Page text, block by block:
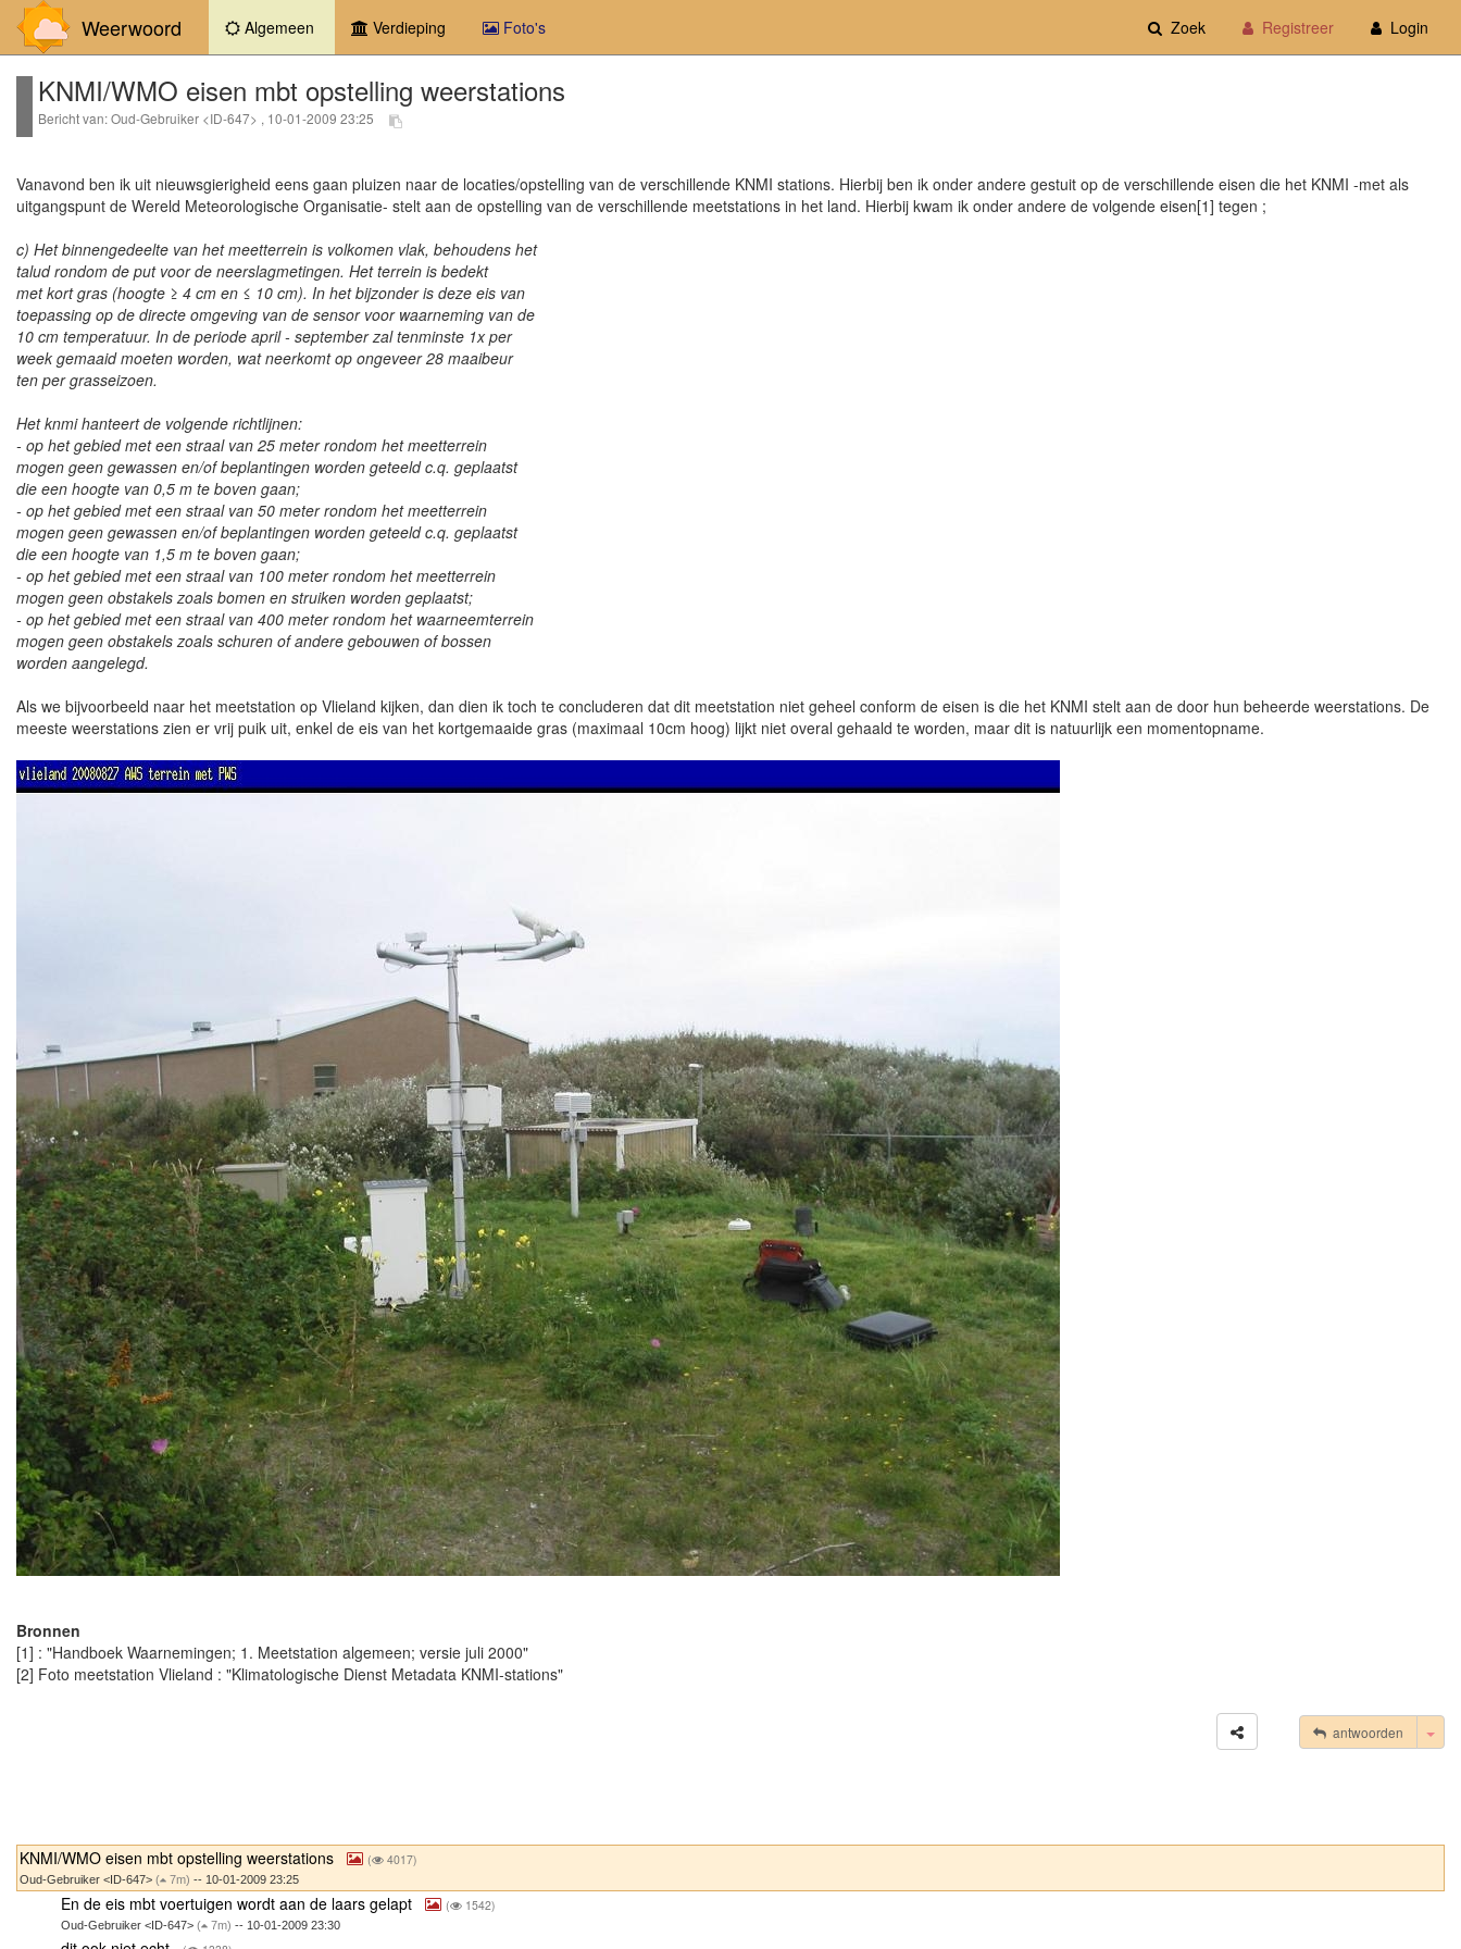
Weerwoord Algemeen (current)Verdieping Foto's Zoek Registreer Login
KNMI/WMO eisen mbt opstelling weerstations
Bericht van: Oud-Gebruiker <ID-647> , 10-01-2009 23:25
Vanavond ben ik uit nieuwsgierigheid eens gaan pluizen naar de locaties/opstelling van de verschillende KNMI stations. Hierbij ben ik onder andere gestuit op de verschillende eisen die het KNMI -met als
uitgangspunt de Wereld Meteorologische Organisatie- stelt aan de opstelling van de verschillende meetstations in het land. Hierbij kwam ik onder andere de volgende eisen[1] tegen ;
c) Het binnengedeelte van het meetterrein is volkomen vlak, behoudens het
talud rondom de put voor de neerslagmetingen. Het terrein is bedekt
met kort gras (hoogte ≥ 4 cm en ≤ 10 cm). In het bijzonder is deze eis van
toepassing op de directe omgeving van de sensor voor waarneming van de
10 cm temperatuur. In de periode april - september zal tenminste 1x per
week gemaaid moeten worden, wat neerkomt op ongeveer 28 maaibeur
ten per grasseizoen.
Het knmi hanteert de volgende richtlijnen:
- op het gebied met een straal van 25 meter rondom het meetterrein
mogen geen gewassen en/of beplantingen worden geteeld c.q. geplaatst
die een hoogte van 0,5 m te boven gaan;
- op het gebied met een straal van 50 meter rondom het meetterrein
mogen geen gewassen en/of beplantingen worden geteeld c.q. geplaatst
die een hoogte van 1,5 m te boven gaan;
- op het gebied met een straal van 100 meter rondom het meetterrein
mogen geen obstakels zoals bomen en struiken worden geplaatst;
- op het gebied met een straal van 400 meter rondom het waarneemterrein
mogen geen obstakels zoals schuren of andere gebouwen of bossen
worden aangelegd.
Als we bijvoorbeeld naar het meetstation op Vlieland kijken, dan dien ik toch te concluderen dat dit meetstation niet geheel conform de eisen is die het KNMI stelt aan de door hun beheerde weerstations. De
meeste weerstations zien er vrij puik uit, enkel de eis van het kortgemaaide gras (maximaal 10cm hoog) lijkt niet overal gehaald te worden, maar dit is natuurlijk een momentopname.
Bronnen
[1] : "Handboek Waarnemingen; 1. Meetstation algemeen; versie juli 2000"
[2] Foto meetstation Vlieland : "Klimatologische Dienst Metadata KNMI-stations"
antwoorden
KNMI/WMO eisen mbt opstelling weerstations ( 4017)
Oud-Gebruiker <ID-647> ( 7m) -- 10-01-2009 23:25
En de eis mbt voertuigen wordt aan de laars gelapt ( 1542)
Oud-Gebruiker <ID-647>( 7m) -- 10-01-2009 23:30